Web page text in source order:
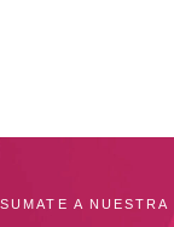
SUMATE A